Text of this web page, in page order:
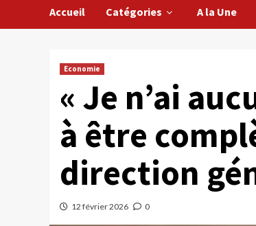
Accueil Catégories A la Une
Economie
« Je n’ai
à être
direction
12 février 2026 0